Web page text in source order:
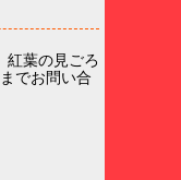
葉の見ごろ
でお問い合